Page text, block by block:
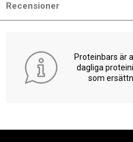
Recensioner
Proteinbars är
dagliga
som